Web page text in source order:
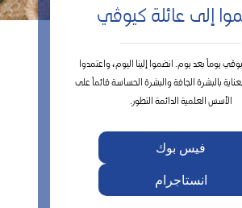
إلى عائلة كيوڤي
يوماً بعد يوم. انضموا إلينا اليوم، واعتمدوا
بالبشرة الجافة والبشرة الحساسة قائماً على
الأسس العلمية الدائمة التطور.
فيس بوك
انستاجرام